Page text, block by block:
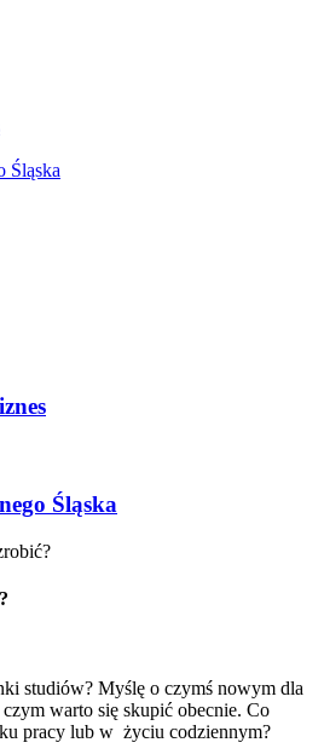
Śląska
Śląska
studiów? Myślę o czymś nowym dla
warto się skupić obecnie. Co
pracy lub w życiu codziennym?